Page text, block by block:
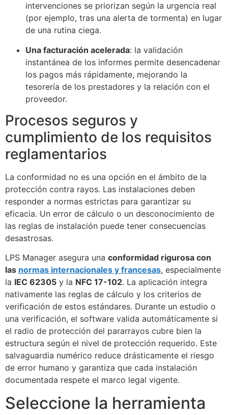
intervenciones se priorizan según la urgencia real
(por ejemplo, tras una alerta de tormenta) en lugar
de una rutina ciega.
Una facturación acelerada: la validación
instantánea de los informes permite desencadenar
los pagos más rápidamente, mejorando la
tesorería de los prestadores y la relación con el
proveedor.
Procesos seguros y
cumplimiento de los requisitos
reglamentarios
La conformidad no es una opción en el ámbito de la
protección contra rayos. Las instalaciones deben
responder a normas estrictas para garantizar su
eficacia. Un error de cálculo o un desconocimiento de
las reglas de instalación puede tener consecuencias
desastrosas.
LPS Manager asegura una conformidad rigurosa con
las normas internacionales y francesas, especialmente
la IEC 62305 y la NFC 17-102. La aplicación integra
nativamente las reglas de cálculo y los criterios de
verificación de estos estándares. Durante un estudio o
una verificación, el software valida automáticamente si
el radio de protección del pararrayos cubre bien la
estructura según el nivel de protección requerido. Este
salvaguardia numérico reduce drásticamente el riesgo
de error humano y garantiza que cada instalación
documentada respete el marco legal vigente.
Seleccione la herramienta
ECLAIR
En línea